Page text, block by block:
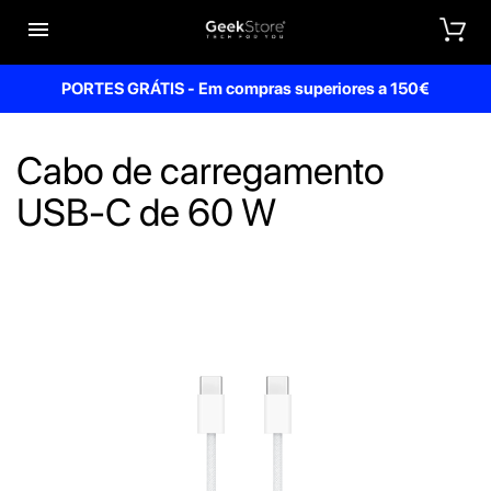

PORTES GRÁTIS - Em compras superiores a 150€
Cabo de carregamento
USB‑C de 60 W